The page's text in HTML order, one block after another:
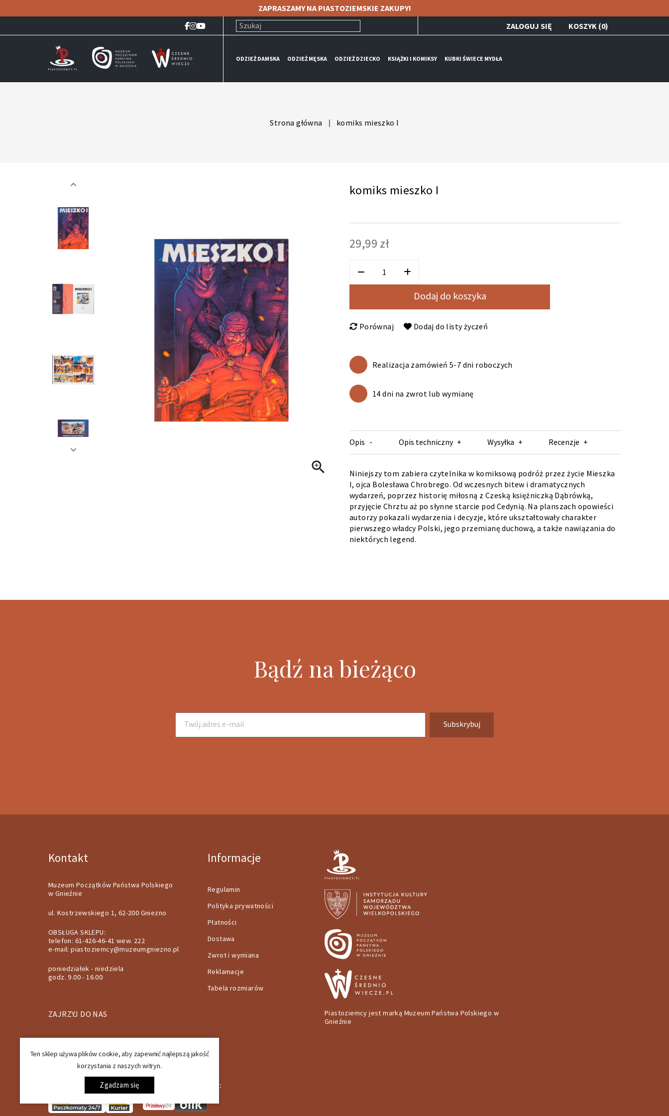
ZAPRASZAMY NA PIASTOZIEMSKIE ZAKUPY!
ZALOGUJ SIĘ
KOSZYK (0)
ODZIEŻ DAMSKA ODZIEŻ MĘSKA ODZIEŻ DZIECKO KSIĄŻKI I KOMIKSY KUBKI ŚWIECE MYDŁA
Strona główna komiks mieszko I

komiks mieszko I
29,99 zł
Dodaj do koszyka
Porównaj Dodaj do listy życzeń
Realizacja zamówień 5-7 dni roboczych
14 dni na zwrot lub wymianę
Opis Opis techniczny Wysyłka Recenzje
Niniejszy tom zabiera czytelnika w komiksową podróż przez życie Mieszka
I, ojca Bolesława Chrobrego. Od wczesnych bitew i dramatycznych
wydarzeń, poprzez historię miłosną z Czeską księżniczką Dąbrówką,
przyjęcie Chrztu aż po słynne starcie pod Cedynią. Na planszach opowieści
autorzy pokazali wydarzenia i decyzje, które ukształtowały charakter
pierwszego władcy Polski, jego przemianę duchową, a także nawiązania do
niektórych legend.
Bądź na bieżąco
Kontakt
Muzeum Początków Państwa Polskiego
w Gnieźnie
ul. Kostrzewskiego 1, 62-200 Gniezno
OBSŁUGA SKLEPU:
telefon: 61-426-46-41 wew. 222
e-mail:piastoziemcy@muzeumgniezno.pl
poniedziałek - niedziela
godz. 9.00 - 16.00
ZAJRZYJ DO NAS
Informacje
Regulamin
Polityka prywatności
Płatności
Dostawa
Zwrot i wymiana
Reklamacje
Tabela rozmiarów
Piastoziemcy jest marką Muzeum Państwa Polskiego w
Gnieźnie
Ten sklep używa plików cookie, aby zapewnić najlepszą jakość
korzystania z naszych witryn.
Zgadzam się
SPOSOBY DOSTAWY: SPOSOBY PŁATNOŚCI: